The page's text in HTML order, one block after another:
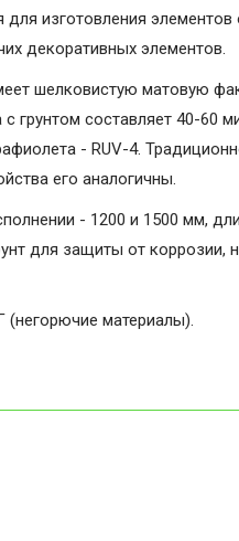
изготовления
декоративных элементов.
шелковистую матовую
грунтом составляет 40-60
- RUV-4.
его аналогичны.
- 1200 и 1500 мм,
для защиты от коррозии,
материалы).